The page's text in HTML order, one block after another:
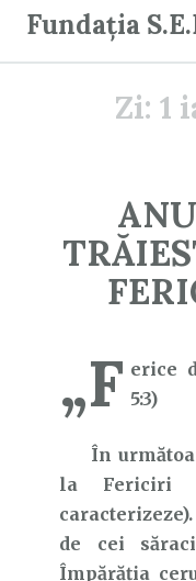
Fundația
Zi: 1
„F erice
5:3)
În
la Fericiri
de cei
Împărăţia